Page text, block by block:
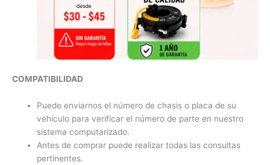
COMPATIBILIDAD
Puede enviarnos el número de chasis o placa de su
vehículo para verificar el número de parte en nuestro
sistema computarizado.
Antes de comprar puede realizar todas las consultas
pertinentes.